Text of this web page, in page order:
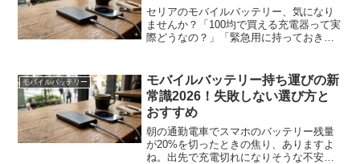
セリアのモバイルバッテリー、気になり
ませんか？「100均で買える充電器って実
際どうなの？」「緊急用に持っておきた
セリアで手に入るモバイルバッテリーを
手に取って、その実力...
モバイルバッテリー
モバイルバッテリー持ち運びの新
常識2026！失敗しない選び方と
おすすめ
朝の通勤電車でスマホのバッテリー残量
が20%を切ったときの焦り、ありますよ
ね。出先で充電切れになりそうな不安を